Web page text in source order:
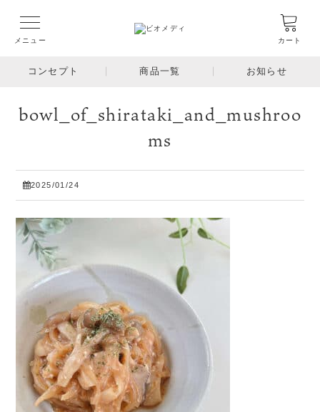
メニュー カート
コンセプト 商品一覧 お知らせ
bowl_of_shirataki_and_mushroo
ms
2025/01/24